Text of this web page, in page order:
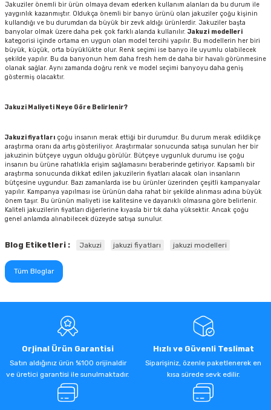
Jakuziler önemli bir ürün olmaya devam ederken kullanım alanları da bu durum ile
yaygınlık kazanmıştır. Oldukça önemli bir banyo ürünü olan jakuziler çoğu kişinin
kullandığı ve bu durumdan da büyük bir zevk aldığı ürünlerdir. Jakuziler başta
banyolar olmak üzere daha pek çok farklı alanda kullanılır. Jakuzi modelleri
kategorisi içinde ortama en uygun olan model tercihi yapılır. Bu modellerin her biri
büyük, küçük, orta büyüklükte olur. Renk seçimi ise banyo ile uyumlu olabilecek
şekilde yapılır. Bu da banyonun hem daha fresh hem de daha bir havalı görünmesine
olanak sağlar. Aynı zamanda doğru renk ve model seçimi banyoyu daha geniş
göstermiş olacaktır.
Jakuzi Maliyeti Neye Göre Belirlenir?
Jakuzi fiyatları çoğu insanın merak ettiği bir durumdur. Bu durum merak edildikçe
araştırma oranı da artış gösteriliyor. Araştırmalar sonucunda satışa sunulan her bir
jakuzinin bütçeye uygun olduğu görülür. Bütçeye uygunluk durumu ise çoğu
insanın bu ürüne rahatlıkla erişim sağlamasını beraberinde getiriyor. Kapsamlı bir
araştırma sonucunda dikkat edilen jakuzilerin fiyatları alacak olan insanların
bütçesine uygundur. Bazı zamanlarda ise bu ürünler üzerinden çeşitli kampanyalar
yapılır. Kampanya yapılması ise ürünün daha rahat bir şekilde alınması adına büyük
önem taşır. Bu ürünün maliyeti ise kalitesine ve dayanıklı olmasına göre belirlenir.
Kaliteli jakuzilerin fiyatları diğerlerine kıyasla bir tık daha yüksektir. Ancak çoğu
genel anlamda alınabilecek düzeyde satışa sunulur.
Blog Etiketleri : Jakuzi jakuzi fiyatları jakuzi modelleri
Tüm Bloglar
Orjinal Ürün Garantisi
Satın aldığınız ürün %100 orijinaldir
ve üretici garantisi ile sunulmaktadır.
Hızlı ve Güvenli Teslimat
Siparişiniz, özenle paketlenerek en
kısa sürede sevk edilir.